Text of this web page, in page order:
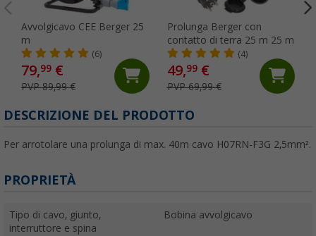
Avvolgicavo CEE Berger 25
m
(6)
79,99 €
PVP 89,99 €
Prolunga Berger con
contatto di terra 25 m 25 m
(4)
49,99€
PVP 69,99 €
DESCRIZIONE DEL PRODOTTO
Per arrotolare una prolunga di max. 40m cavo H07RN-F3G 2,5mm².
PROPRIETÀ
Tipo di cavo, giunto,
interruttore e spina
Bobina avvolgicavo